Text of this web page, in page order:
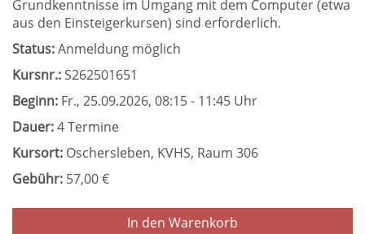
Grundkenntnisse im Umgang mit dem Computer (etwa
aus den Einsteigerkursen) sind erforderlich.
Status:Anmeldung möglich
Kursnr.:S262501651
Beginn: Fr., 25.09.2026, 08:15 - 11:45 Uhr
Dauer:4 Termine
Kursort: Oschersleben, KVHS, Raum 306
Gebühr: 57,00 €
In den Warenkorb